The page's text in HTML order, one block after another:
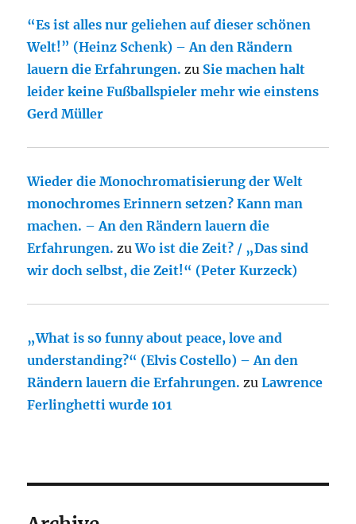
“Es ist alles nur geliehen auf dieser schönen
Welt!” (Heinz Schenk) – An den Rändern
lauern die Erfahrungen. zu Sie machen halt
leider keine Fußballspieler mehr wie einstens
Gerd Müller
Wieder die Monochromatisierung der Welt
monochromes Erinnern setzen? Kann man
machen. – An den Rändern lauern die
Erfahrungen. zuWo ist die Zeit? / „Das sind
wir doch selbst, die Zeit!“ (Peter Kurzeck)
„What is so funny about peace, love and
understanding?“ (Elvis Costello) – An den
Rändern lauern die Erfahrungen. zuLawrence
Ferlinghetti wurde 101